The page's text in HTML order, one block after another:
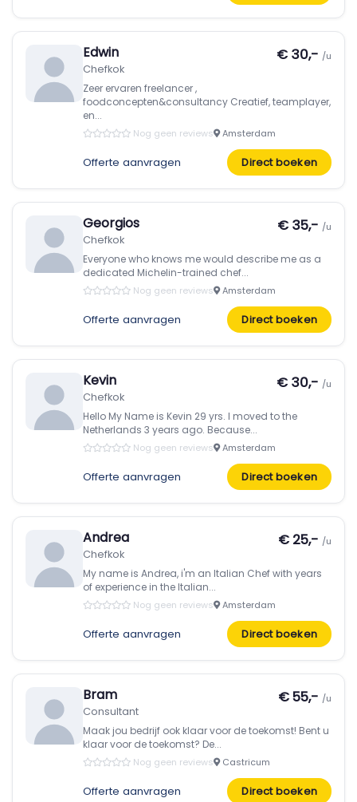
Edwin
Chefkok
€ 30,- /u
Zeer ervaren freelancer ,
foodconcepten&consultancy Creatief, teamplayer,
en...
Nog geen reviews Amsterdam
Offerte aanvragen Direct boeken
Georgios
Chefkok
€ 35,- /u
Everyone who knows me would describe me as a
dedicated Michelin-trained chef...
Nog geen reviews Amsterdam
Offerte aanvragen Direct boeken
Kevin
Chefkok
€ 30,- /u
Hello My Name is Kevin 29 yrs. I moved to the
Netherlands 3 years ago. Because...
Nog geen reviews Amsterdam
Offerte aanvragen Direct boeken
Andrea
Chefkok
€ 25,- /u
My name is Andrea, i'm an Italian Chef with years
of experience in the Italian...
Nog geen reviews Amsterdam
Offerte aanvragen Direct boeken
Bram
Consultant
€ 55,- /u
Maak jou bedrijf ook klaar voor de toekomst! Bent u
klaar voor de toekomst? De...
Nog geen reviews Castricum
Offerte aanvragen Direct boeken